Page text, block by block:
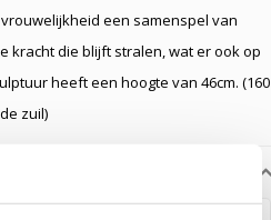
een samenspel van
kracht die blijft stralen, wat er ook op
heeft een hoogte van 46cm. (160
zuil)